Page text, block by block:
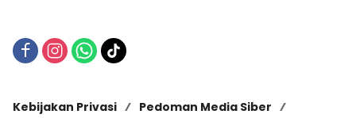
Kebijakan Privasi Pedoman Media Siber